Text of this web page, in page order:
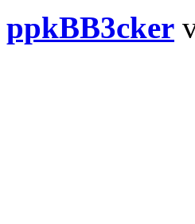
ppkBB3cker